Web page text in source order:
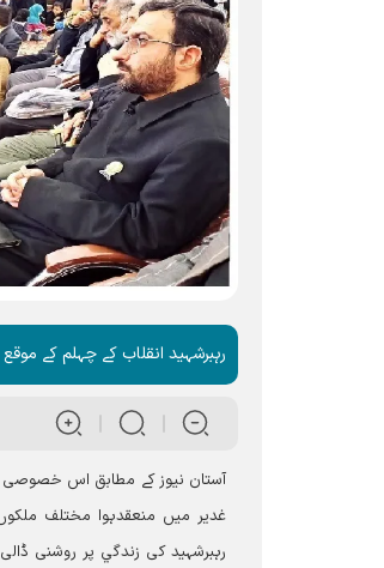
رہبرشہید انقلاب کے چہلم کے
آستان نیوز کے مطابق اس خصوصی
غدیر میں منعقدہوا مختلف
رہبرشہید کی زندگي پر روشنی